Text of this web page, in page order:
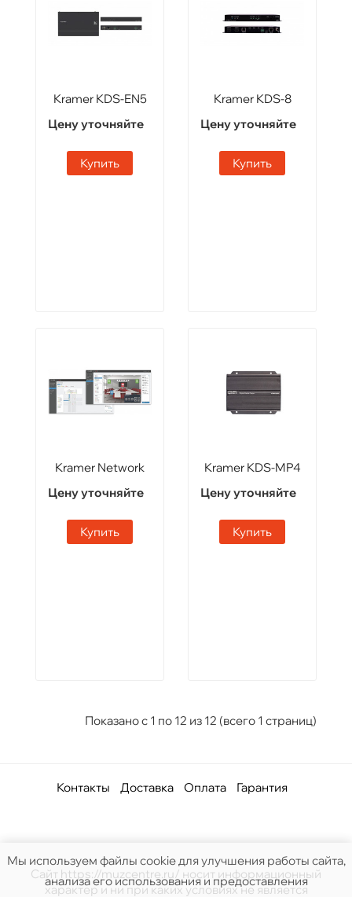
Kramer KDS-EN5
Цену уточняйте
Купить
Kramer KDS-8
Цену уточняйте
Купить
Kramer Network
Цену уточняйте
Купить
Kramer KDS-MP4
Цену уточняйте
Купить
Показано с 1 по 12 из 12 (всего 1 страниц)
Контакты Доставка Оплата Гарантия
Сайт https://muzcentre.ru/ носит информационный
характер и ни при каких условиях не является
Мы используем файлы cookie для улучшения работы сайта,
анализа его использования и предоставления